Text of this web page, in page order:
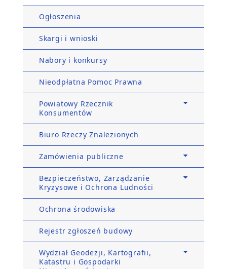
Ogłoszenia
Skargi i wnioski
Nabory i konkursy
Nieodpłatna Pomoc Prawna
Powiatowy Rzecznik
Konsumentów
Biuro Rzeczy Znalezionych
Zamówienia publiczne
Bezpieczeństwo, Zarządzanie
Kryzysowe i Ochrona Ludności
Ochrona środowiska
Rejestr zgłoszeń budowy
Wydział Geodezji, Kartografii,
Katastru i Gospodarki